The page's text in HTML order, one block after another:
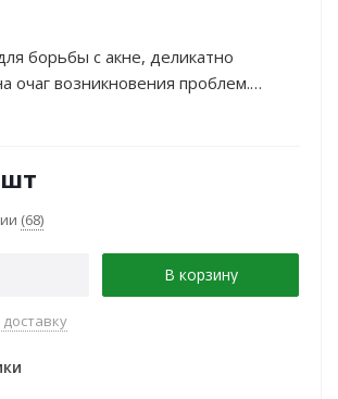
борьбы с акне, деликатно
очаг возникновения проблем.
значительно уменьшают
проникает в кожу, обеспечивая
дозу активных ингредиентов
(68)
В корзину